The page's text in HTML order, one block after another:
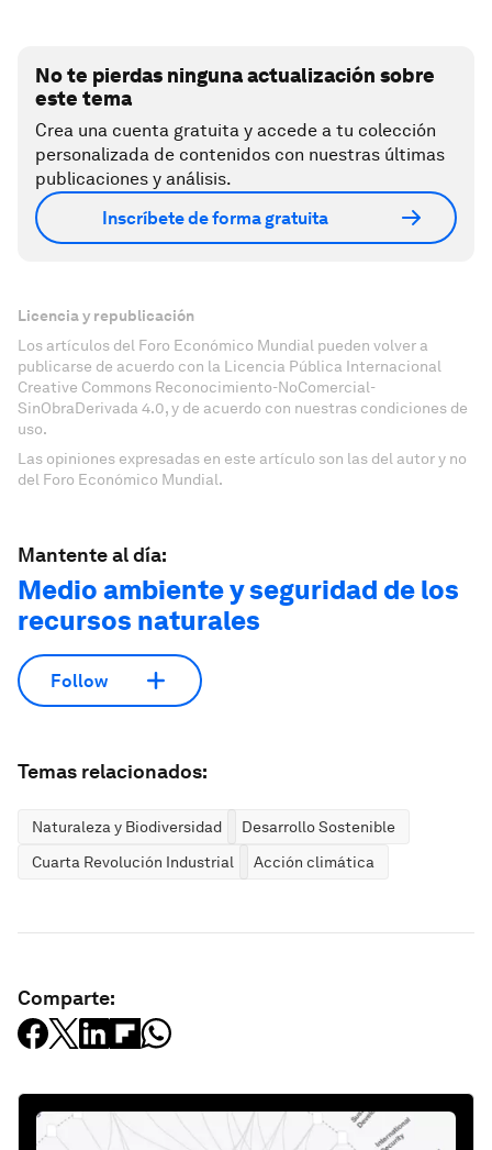
No te pierdas ninguna actualización sobre
este tema
Crea una cuenta gratuita y accede a tu colección
personalizada de contenidos con nuestras últimas
publicaciones y análisis.
Inscríbete de forma gratuita
Licencia y republicación
Los artículos del Foro Económico Mundial pueden volver a
publicarse de acuerdo con la Licencia Pública Internacional
Creative Commons Reconocimiento-NoComercial-
SinObraDerivada 4.0, y de acuerdo con nuestras condiciones de
uso.
Las opiniones expresadas en este artículo son las del autor y no
del Foro Económico Mundial.
Mantente al día:
Medio ambiente y seguridad de los
recursos naturales
Follow
Temas relacionados:
Naturaleza y Biodiversidad
Desarrollo Sostenible
Cuarta Revolución Industrial
Acción climática
Comparte: